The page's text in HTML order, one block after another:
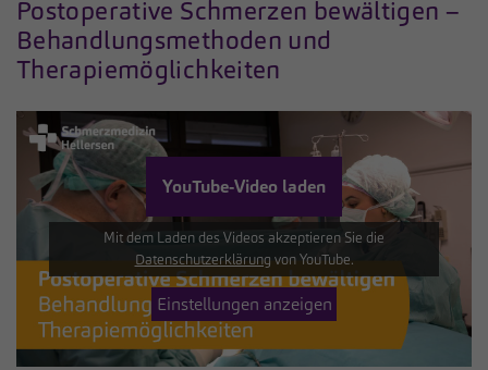
Postoperative Schmerzen bewältigen –
Behandlungsmethoden und
Therapiemöglichkeiten
YouTube-Video laden
Mit dem Laden des Videos akzeptieren Sie die
Datenschutzerklärung von YouTube.
Einstellungen anzeigen